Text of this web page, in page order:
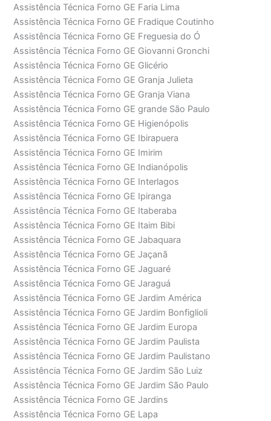
Assistência Técnica Forno GE Faria Lima
Assistência Técnica Forno GE Fradique Coutinho
Assistência Técnica Forno GE Freguesia do Ó
Assistência Técnica Forno GE Giovanni Gronchi
Assistência Técnica Forno GE Glicério
Assistência Técnica Forno GE Granja Julieta
Assistência Técnica Forno GE Granja Viana
Assistência Técnica Forno GE grande São Paulo
Assistência Técnica Forno GE Higienópolis
Assistência Técnica Forno GE Ibirapuera
Assistência Técnica Forno GE Imirim
Assistência Técnica Forno GE Indianópolis
Assistência Técnica Forno GE Interlagos
Assistência Técnica Forno GE Ipiranga
Assistência Técnica Forno GE Itaberaba
Assistência Técnica Forno GE Itaim Bibi
Assistência Técnica Forno GE Jabaquara
Assistência Técnica Forno GE Jaçanã
Assistência Técnica Forno GE Jaguaré
Assistência Técnica Forno GE Jaraguá
Assistência Técnica Forno GE Jardim América
Assistência Técnica Forno GE Jardim Bonfiglioli
Assistência Técnica Forno GE Jardim Europa
Assistência Técnica Forno GE Jardim Paulista
Assistência Técnica Forno GE Jardim Paulistano
Assistência Técnica Forno GE Jardim São Luiz
Assistência Técnica Forno GE Jardim São Paulo
Assistência Técnica Forno GE Jardins
Assistência Técnica Forno GE Lapa